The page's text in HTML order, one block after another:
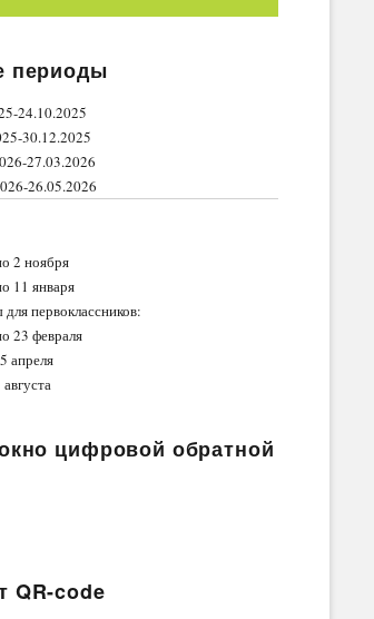
периоды
24.10.2025
30.12.2025
27.03.2026
26.05.2026
2 ноября
11 января
первоклассников:
23 февраля
апреля
цифровой обратной
QR-code